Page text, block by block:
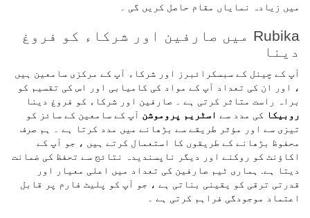
میں زیادہ نمایاں مقام حاصل کریں گی ۔
Rubika میں صارفین اور شرکاء کو فروغ
دینا
آپ کے چینل کے سبسکرائبرز اور شرکاء آپ کے مرکزی سامعین ہیں
، اور ان کی تعداد آپ کے مواد کی کامیابی اور اس کی تقسیم کو
براہ راست متاثر کرتی ہے ۔ صارفین اور شرکاء کو فروغ دینا
روبیکا کی مدد سے اسٹریم پروموشن آپ کے سامعین کے سائز کو
تیزی سے اور مؤثر طریقے سے بڑھانے میں مدد کرتا ہے ۔ ہم صرف
محفوظ بڑھانے کے طریقوں کا استعمال کرتے ہیں ، جو آپ کے
اکاؤنٹ کو روکنے اور دیگر ناپسندیدہ نتائج سے تحفظ کی ضمانت
دیتا ہے. ہماری ٹیم صارفین کی تعداد میں اعلی معیار اور
قدرتی ترقی کو یقینی بناتی ہے ، جو آپ کو پلیٹ فارم پر قابل
اعتماد موجودگی فراہم کرتی ہے ۔